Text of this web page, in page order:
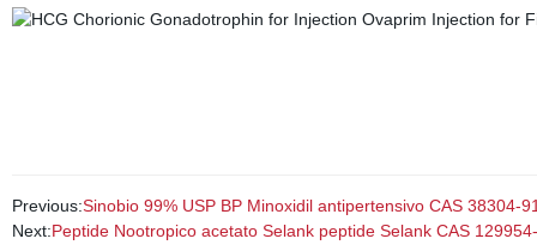
Previous:Sinobio 99% USP BP Minoxidil antipertensivo CAS 38304-
Next:Peptide Nootropico acetato Selank peptide Selank CAS